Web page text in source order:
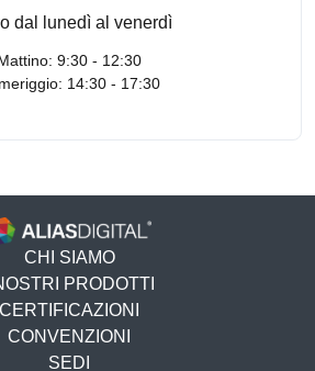
dal lunedì al venerdì
9:30 - 12:30
14:30 - 17:30
CHI SIAMO
PRODOTTI
CERTIFICAZIONI
CONVENZIONI
SEDI